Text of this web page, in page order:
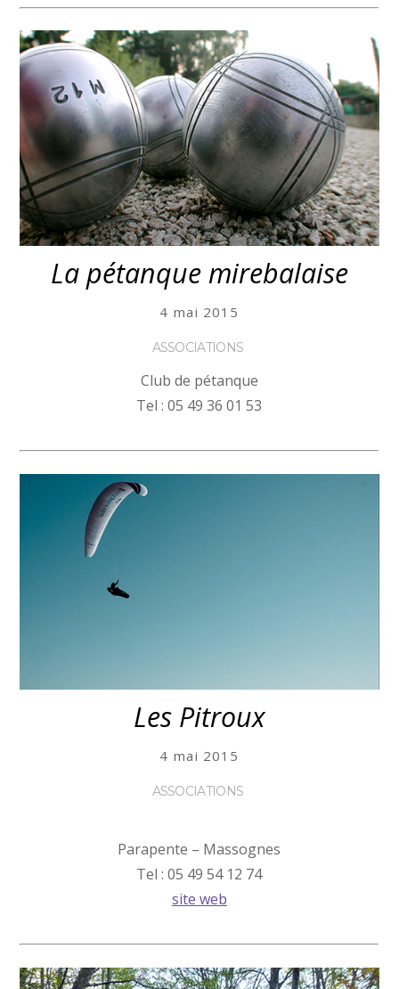
La pétanque mirebalaise
4 mai 2015
ASSOCIATIONS
Club de pétanque
Tel : 05 49 36 01 53
Les Pitroux
4 mai 2015
ASSOCIATIONS
Parapente – Massognes
Tel : 05 49 54 12 74
site web